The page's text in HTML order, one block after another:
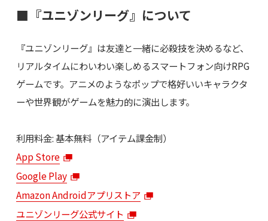
■『ユニゾンリーグ』について
『ユニゾンリーグ』は友達と一緒に必殺技を決めるなど、
リアルタイムにわいわい楽しめるスマートフォン向けRPG
ゲームです。アニメのようなポップで格好いいキャラクタ
ーや世界観がゲームを魅力的に演出します。
利用料金: 基本無料（アイテム課金制）
App Store
Google Play
Amazon Androidアプリストア
ユニゾンリーグ公式サイト